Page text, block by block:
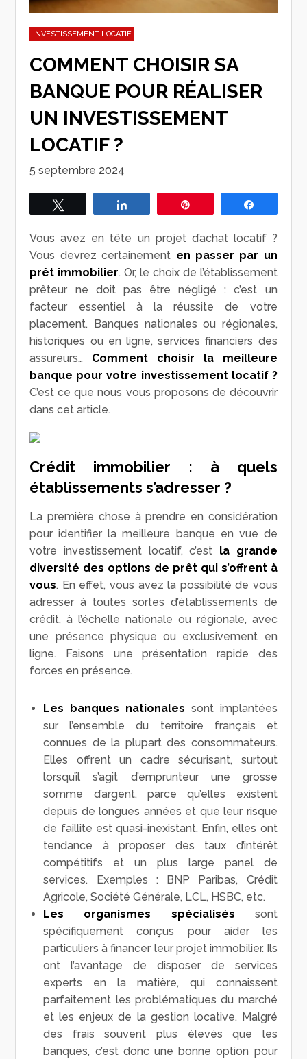
INVESTISSEMENT LOCATIF
COMMENT CHOISIR SA
BANQUE POUR RÉALISER
UN INVESTISSEMENT
LOCATIF ?
5 septembre 2024
Vous avez en tête un projet d’achat locatif ?
Vous devrez certainement en passer par un
prêt immobilier. Or, le choix de l’établissement
prêteur ne doit pas être négligé : c’est un
facteur essentiel à la réussite de votre
placement. Banques nationales ou régionales,
historiques ou en ligne, services financiers des
assureurs… Comment choisir la meilleure
banque pour votre investissement locatif ?
C’est ce que nous vous proposons de découvrir
dans cet article.
Crédit immobilier : à quels
établissements s’adresser ?
La première chose à prendre en considération
pour identifier la meilleure banque en vue de
votre investissement locatif, c’est la grande
diversité des options de prêt qui s’offrent à
vous. En effet, vous avez la possibilité de vous
adresser à toutes sortes d’établissements de
crédit, à l’échelle nationale ou régionale, avec
une présence physique ou exclusivement en
ligne. Faisons une présentation rapide des
forces en présence.
Les banques nationales sont implantées
sur l’ensemble du territoire français et
connues de la plupart des consommateurs.
Elles offrent un cadre sécurisant, surtout
lorsqu’il s’agit d’emprunteur une grosse
somme d’argent, parce qu’elles existent
depuis de longues années et que leur risque
de faillite est quasi-inexistant. Enfin, elles ont
tendance à proposer des taux d’intérêt
compétitifs et un plus large panel de
services. Exemples : BNP Paribas, Crédit
Agricole, Société Générale, LCL, HSBC, etc.
Les organismes spécialisés sont
spécifiquement conçus pour aider les
particuliers à financer leur projet immobilier. Ils
ont l’avantage de disposer de services
experts en la matière, qui connaissent
parfaitement les problématiques du marché
et les enjeux de la gestion locative. Malgré
des frais souvent plus élevés que les
banques, c’est donc une bonne option pour